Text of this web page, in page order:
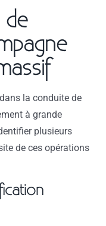
de
la conduite de
à grande
plusieurs
de ces opérations